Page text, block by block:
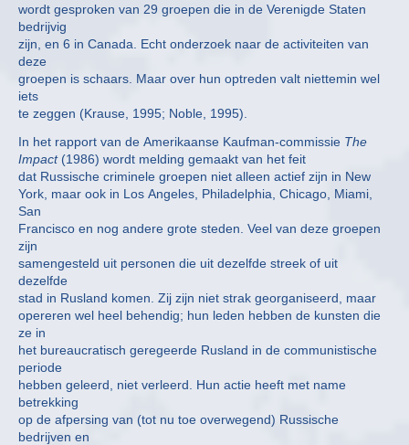
wordt gesproken van 29 groepen die in de Verenigde Staten
bedrijvig
zijn, en 6 in Canada. Echt onderzoek naar de activiteiten van
deze
groepen is schaars. Maar over hun optreden valt niettemin wel
iets
te zeggen (Krause, 1995; Noble, 1995).
In het rapport van de Amerikaanse Kaufman-commissie The
Impact(1986) wordt melding gemaakt van het feit
dat Russische criminele groepen niet alleen actief zijn in New
York, maar ook in Los Angeles, Philadelphia, Chicago, Miami,
San
Francisco en nog andere grote steden. Veel van deze groepen
zijn
samengesteld uit personen die uit dezelfde streek of uit
dezelfde
stad in Rusland komen. Zij zijn niet strak georganiseerd, maar
opereren wel heel behendig; hun leden hebben de kunsten die
ze in
het bureaucratisch geregeerde Rusland in de communistische
periode
hebben geleerd, niet verleerd. Hun actie heeft met name
betrekking
op de afpersing van (tot nu toe overwegend) Russische
bedrijven en